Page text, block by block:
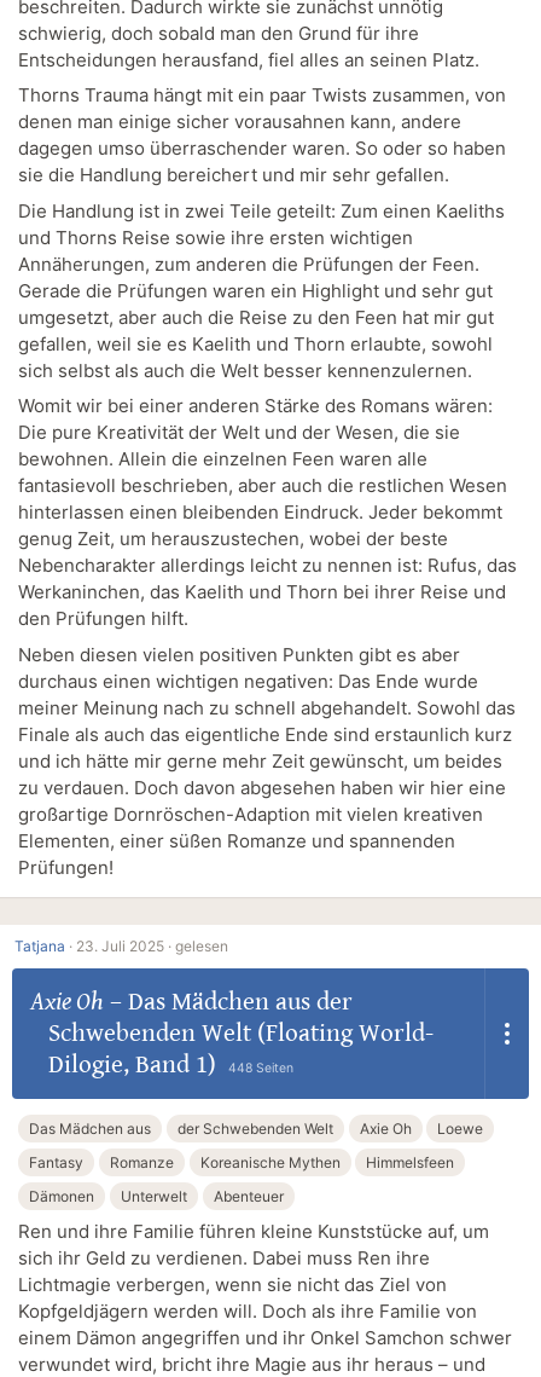
beschreiten. Dadurch wirkte sie zunächst unnötig
schwierig, doch sobald man den Grund für ihre
Entscheidungen herausfand, fiel alles an seinen Platz.
Thorns Trauma hängt mit ein paar Twists zusammen, von
denen man einige sicher vorausahnen kann, andere
dagegen umso überraschender waren. So oder so haben
sie die Handlung bereichert und mir sehr gefallen.
Die Handlung ist in zwei Teile geteilt: Zum einen Kaeliths
und Thorns Reise sowie ihre ersten wichtigen
Annäherungen, zum anderen die Prüfungen der Feen.
Gerade die Prüfungen waren ein Highlight und sehr gut
umgesetzt, aber auch die Reise zu den Feen hat mir gut
gefallen, weil sie es Kaelith und Thorn erlaubte, sowohl
sich selbst als auch die Welt besser kennenzulernen.
Womit wir bei einer anderen Stärke des Romans wären:
Die pure Kreativität der Welt und der Wesen, die sie
bewohnen. Allein die einzelnen Feen waren alle
fantasievoll beschrieben, aber auch die restlichen Wesen
hinterlassen einen bleibenden Eindruck. Jeder bekommt
genug Zeit, um herauszustechen, wobei der beste
Nebencharakter allerdings leicht zu nennen ist: Rufus, das
Werkaninchen, das Kaelith und Thorn bei ihrer Reise und
den Prüfungen hilft.
Neben diesen vielen positiven Punkten gibt es aber
durchaus einen wichtigen negativen: Das Ende wurde
meiner Meinung nach zu schnell abgehandelt. Sowohl das
Finale als auch das eigentliche Ende sind erstaunlich kurz
und ich hätte mir gerne mehr Zeit gewünscht, um beides
zu verdauen. Doch davon abgesehen haben wir hier eine
großartige Dornröschen-Adaption mit vielen kreativen
Elementen, einer süßen Romanze und spannenden
Prüfungen!
Tatjana · 23. Juli 2025 · gelesen
Axie Oh – Das Mädchen aus der
Schwebenden Welt (Floating World-
Dilogie, Band 1)
448 Seiten
Das Mädchen aus der Schwebenden Welt Axie Oh
Loewe
Fantasy
Romanze Koreanische Mythen
Himmelsfeen
Dämonen
Unterwelt Abenteuer
Ren und ihre Familie führen kleine Kunststücke auf, um
sich ihr Geld zu verdienen. Dabei muss Ren ihre
Lichtmagie verbergen, wenn sie nicht das Ziel von
Kopfgeldjägern werden will. Doch als ihre Familie von
einem Dämon angegriffen und ihr Onkel Samchon schwer
verwundet wird, bricht ihre Magie aus ihr heraus – und